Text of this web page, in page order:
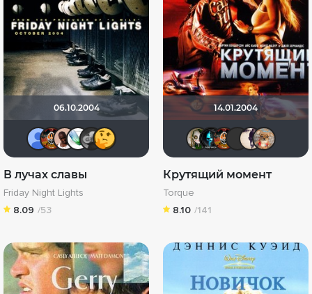
06.10.2004
тима тимон
Николас Кейдж
xcdg1
В лучах славы
Friday Night Lights
8.09 /53
14.01.2004
wladslowe
Tematik
Крутящий момент
Torque
8.10 /141